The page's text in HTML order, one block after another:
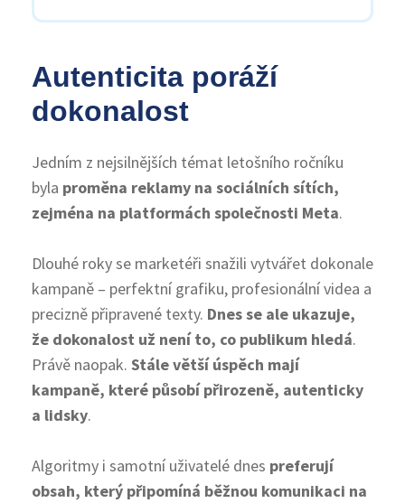
Autenticita poráží
dokonalost
Jedním z nejsilnějších témat letošního ročníku
byla proměna reklamy na sociálních sítích,
zejména na platformách společnosti Meta.
Dlouhé roky se marketéři snažili vytvářet dokonale
kampaně – perfektní grafiku, profesionální videa a
precizně připravené texty. Dnes se ale ukazuje,
že dokonalost už není to, co publikum hledá.
Právě naopak. Stále větší úspěch mají
kampaně, které působí přirozeně, autenticky
a lidsky.
Algoritmy i samotní uživatelé dnes preferují
obsah, který připomíná běžnou komunikaci na